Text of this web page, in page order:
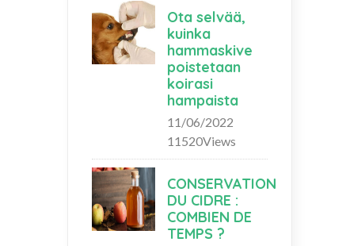
Ota selvää,
kuinka
hammaskive
poistetaan
koirasi
hampaista
11/06/2022
11520Views
CONSERVATION
DU CIDRE :
COMBIEN DE
TEMPS ?